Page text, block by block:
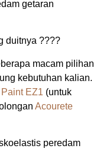
getaran
duitnya ????
macam pilihan
kebutuhan kalian.
EZ1 (untuk
Acourete